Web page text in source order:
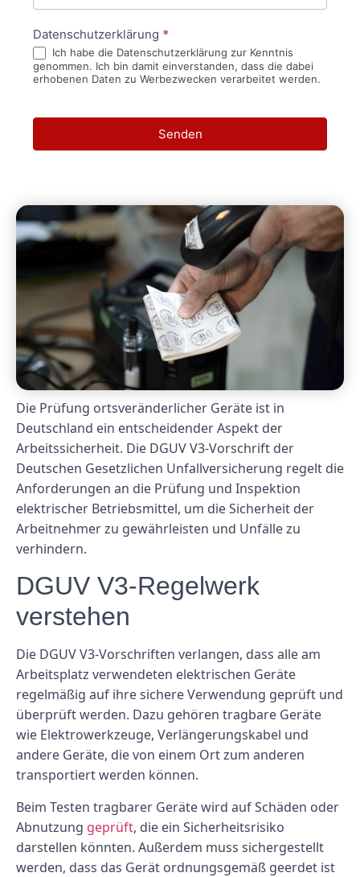
Datenschutzerklärung *
Ich habe die Datenschutzerklärung zur Kenntnis
genommen. Ich bin damit einverstanden, dass die dabei
erhobenen Daten zu Werbezwecken verarbeitet werden.
Senden
Die Prüfung ortsveränderlicher Geräte ist in
Deutschland ein entscheidender Aspekt der
Arbeitssicherheit. Die DGUV V3-Vorschrift der
Deutschen Gesetzlichen Unfallversicherung regelt die
Anforderungen an die Prüfung und Inspektion
elektrischer Betriebsmittel, um die Sicherheit der
Arbeitnehmer zu gewährleisten und Unfälle zu
verhindern.
DGUV V3-Regelwerk
verstehen
Die DGUV V3-Vorschriften verlangen, dass alle am
Arbeitsplatz verwendeten elektrischen Geräte
regelmäßig auf ihre sichere Verwendung geprüft und
überprüft werden. Dazu gehören tragbare Geräte
wie Elektrowerkzeuge, Verlängerungskabel und
andere Geräte, die von einem Ort zum anderen
transportiert werden können.
Beim Testen tragbarer Geräte wird auf Schäden oder
Abnutzung geprüft, die ein Sicherheitsrisiko
darstellen könnten. Außerdem muss sichergestellt
werden, dass das Gerät ordnungsgemäß geerdet ist